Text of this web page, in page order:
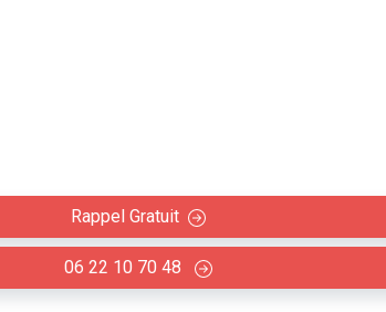
Rappel Gratuit
06 22 10 70 48